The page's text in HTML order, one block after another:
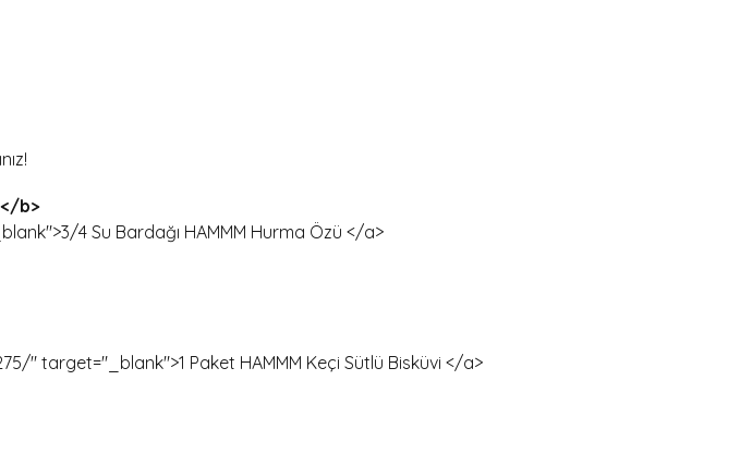
b>
4 Su Bardağı HAMMM Hurma Özü </a>
target="_blank">1 Paket HAMMM Keçi Sütlü Bisküvi </a>